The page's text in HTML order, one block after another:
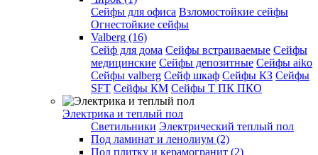
Сейфы для офиса Взломостойкие сейфы
Огнестойкие сейфы
Valberg (16)
Cейф для дома Сейфы встраиваемые Сейфы
медицинские Сейфы депозитные Сейфы aiko
Сейфы valberg Сейф шкаф Сейфы КЗ Сейфы
SFT Сейфы КМ Сейфы Т ПК ПКО
Электрика и теплый пол
Светильники Электрический теплый пол
Под ламинат и ленолиум (2)
Под плитку и керамогранит (2)